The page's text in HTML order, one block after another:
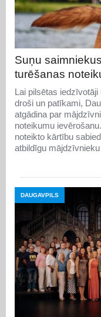
Suņu
turēšanas
Lai pilsētas
droši un patīkami,
atgādina par
noteikumu
noteikto kārtību
atbildīgu
DAUGAVPILS